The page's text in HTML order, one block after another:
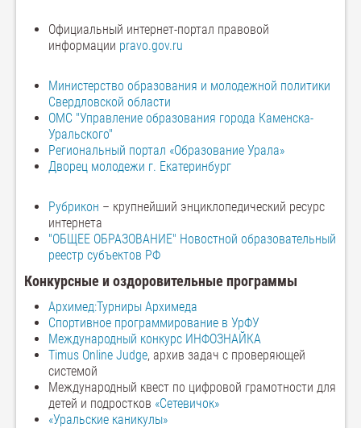
Официальный интернет-портал правовой
информации pravo.gov.ru
Министерство образования и молодежной политики
Свердловской области
ОМС "Управление образования города Каменска-
Уральского"
Региональный портал «Образование Урала»
Дворец молодежи г. Екатеринбург
Рубрикон – крупнейший энциклопедический ресурс
интернета
"ОБЩЕЕ ОБРАЗОВАНИЕ" Новостной образовательный
реестр субъектов РФ
Конкурсные и оздоровительные программы
Архимед:Турниры Архимеда
Спортивное программирование в УрФУ
Международный конкурс ИНФОЗНАЙКА
Timus Online Judge, архив задач с проверяющей
системой
Международный квест по цифровой грамотности для
детей и подростков «Сетевичок»
«Уральские каникулы»